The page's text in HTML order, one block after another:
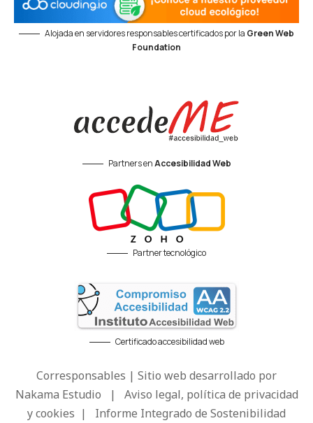
Alojada en servidores responsables certificados por la Green Web
Foundation
Partners enAccesibilidad Web
Partner tecnológico
Certificado accesibilidad web
Corresponsables | Sitio web desarrollado por
Nakama Estudio | Aviso legal, política de privacidad
y cookies | Informe Integrado de Sostenibilidad